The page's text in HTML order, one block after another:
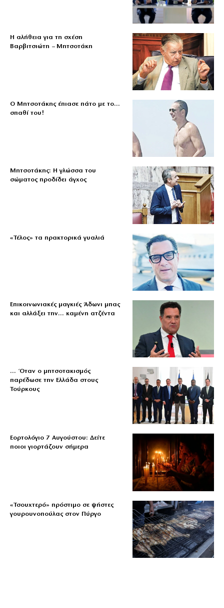
Η αλήθεια για τη σχέση
Βαρβιτσιώτη – Μητσοτάκη
Ο Μητσοτάκης έπιασε πάτο με το…
σπαθί του!
Μητσοτάκης: Η γλώσσα του
σώματος προδίδει άγχος
«Τέλος» τα πρακτορικά γυαλιά
Επικοινωνιακές μαγκιές Άδωνι μπας
και αλλάξει την… καμένη ατζέντα
… Όταν ο μητσοτακισμός
παρέδωσε την Ελλάδα στους
Τούρκους
Εορτολόγιο 7 Αυγούστου: Δείτε
ποιοι γιορτάζουν σήμερα
«Τσουχτερό» πρόστιμο σε ψήστες
γουρουνοπούλας στον Πύργο